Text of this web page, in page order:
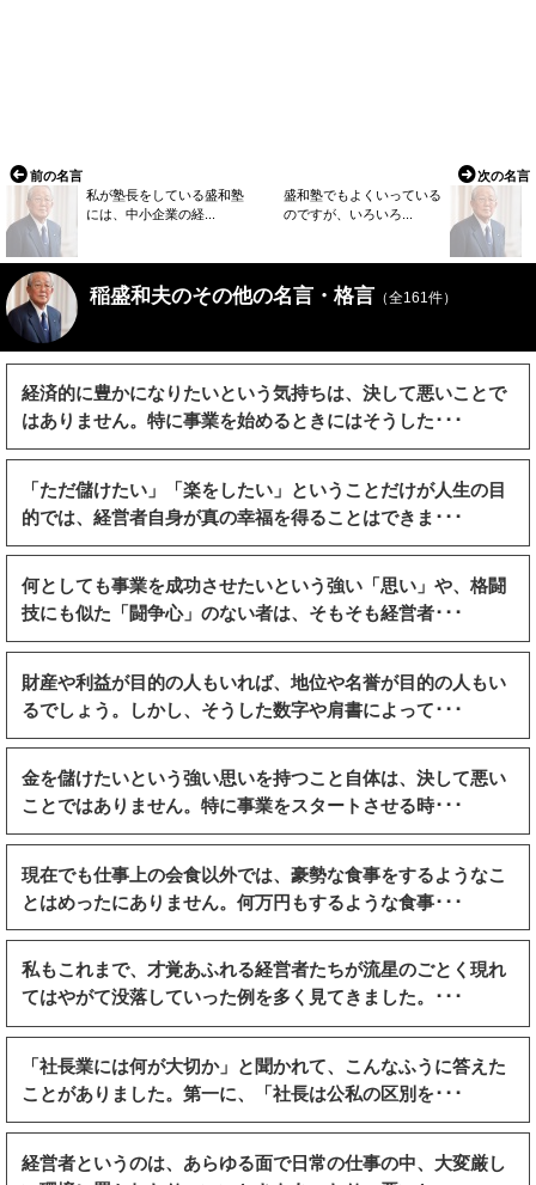
前の名言
私が塾長をしている盛和塾
には、中小企業の経...
次の名言
盛和塾でもよくいっている
のですが、いろいろ...
稲盛和夫のその他の名言・格言 （全161件）
経済的に豊かになりたいという気持ちは、決して悪いことで
はありません。特に事業を始めるときにはそうした･･･
「ただ儲けたい」「楽をしたい」ということだけが人生の目
的では、経営者自身が真の幸福を得ることはできま･･･
何としても事業を成功させたいという強い「思い」や、格闘
技にも似た「闘争心」のない者は、そもそも経営者･･･
財産や利益が目的の人もいれば、地位や名誉が目的の人もい
るでしょう。しかし、そうした数字や肩書によって･･･
金を儲けたいという強い思いを持つこと自体は、決して悪い
ことではありません。特に事業をスタートさせる時･･･
現在でも仕事上の会食以外では、豪勢な食事をするようなこ
とはめったにありません。何万円もするような食事･･･
私もこれまで、才覚あふれる経営者たちが流星のごとく現れ
てはやがて没落していった例を多く見てきました。･･･
「社長業には何が大切か」と聞かれて、こんなふうに答えた
ことがありました。第一に、「社長は公私の区別を･･･
経営者というのは、あらゆる面で日常の仕事の中、大変厳し